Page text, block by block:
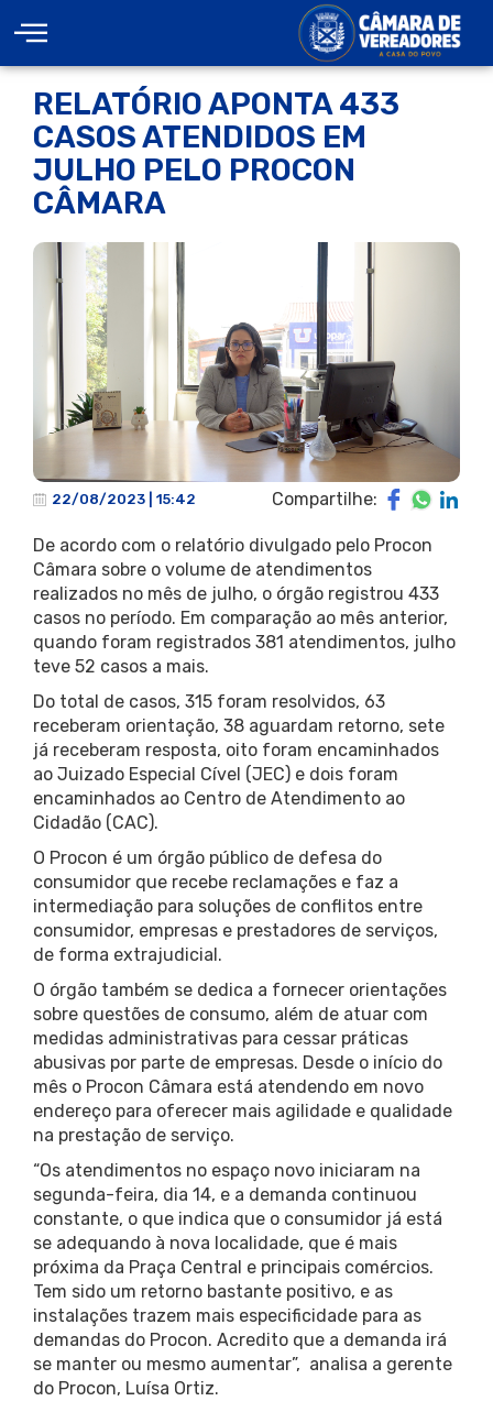
RELATÓRIO APONTA 433
CASOS ATENDIDOS EM
JULHO PELO PROCON
CÂMARA
22/08/2023 | 15:42 Compartilhe:
De acordo com o relatório divulgado pelo Procon
Câmara sobre o volume de atendimentos
realizados no mês de julho, o órgão registrou 433
casos no período. Em comparação ao mês anterior,
quando foram registrados 381 atendimentos, julho
teve 52 casos a mais.
Do total de casos, 315 foram resolvidos, 63
receberam orientação, 38 aguardam retorno, sete
já receberam resposta, oito foram encaminhados
ao Juizado Especial Cível (JEC) e dois foram
encaminhados ao Centro de Atendimento ao
Cidadão (CAC).
O Procon é um órgão público de defesa do
consumidor que recebe reclamações e faz a
intermediação para soluções de conflitos entre
consumidor, empresas e prestadores de serviços,
de forma extrajudicial.
O órgão também se dedica a fornecer orientações
sobre questões de consumo, além de atuar com
medidas administrativas para cessar práticas
abusivas por parte de empresas. Desde o início do
mês o Procon Câmara está atendendo em novo
endereço para oferecer mais agilidade e qualidade
na prestação de serviço.
“Os atendimentos no espaço novo iniciaram na
segunda-feira, dia 14, e a demanda continuou
constante, o que indica que o consumidor já está
se adequando à nova localidade, que é mais
próxima da Praça Central e principais comércios.
Tem sido um retorno bastante positivo, e as
instalações trazem mais especificidade para as
demandas do Procon. Acredito que a demanda irá
se manter ou mesmo aumentar”, analisa a gerente
do Procon, Luísa Ortiz.